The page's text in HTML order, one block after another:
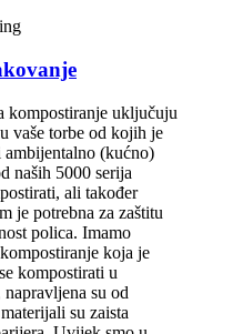
kompostiranje uključuju
vaše torbe od kojih je
(kućno)
naših 5000 serija
ali također
je potrebna za zaštitu
polica. Imamo
koja je
kompostirati u
su od
su zaista